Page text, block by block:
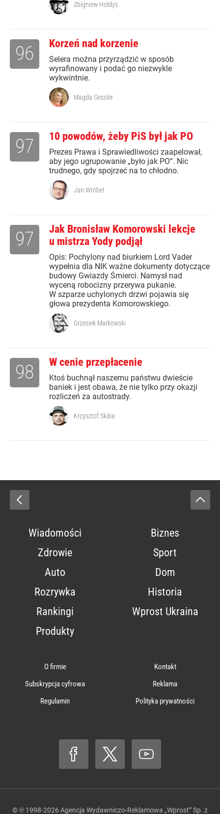
Zbigniew Hołdys
Korzeń nad korzenie
Selera można przyrządzić w sposób
wyrafinowany i podać go niezwykle
wykwintnie.
96
Magda Gessler
10 powodów, żeby PiS był jak PO
Prezes Prawa i Sprawiedliwości zaapelował,
aby jego ugrupowanie „było jak PO”. Nic
trudnego, gdy spojrzeć na to chłodno.
97
Jan Wróbel
Jak Bronisław Komorowski lekcje
u mistrza Yody podjął
Opis: Pochylony nad biurkiem Lord Vader
wypełnia dla NIK ważne dokumenty dotyczące
budowy Gwiazdy Śmierci. Namysł nad
wyceną robocizny przerywa pukanie.
W szparze uchylonych drzwi pojawia się
głowa prezydenta Komorowskiego.
97
Grzesiek Markowski
W cenie przepłacenie
Ktoś buchnął naszemu państwu dwieście
baniek i jest obawa, że nie tylko przy okazji
rozliczeń za autostrady.
98
Krzysztof Skiba
Wiadomości
Biznes
Zdrowie
Sport
Auto
Dom
Rozrywka
Historia
Rankingi
Wprost Ukraina
Produkty
O firmie
Kontakt
Subskrypcja cyfrowa
Reklama
Regulamin
Polityka prywatności
© ℗ 1998-2026 Agencja Wydawniczo-Reklamowa „Wprost” Sp. z